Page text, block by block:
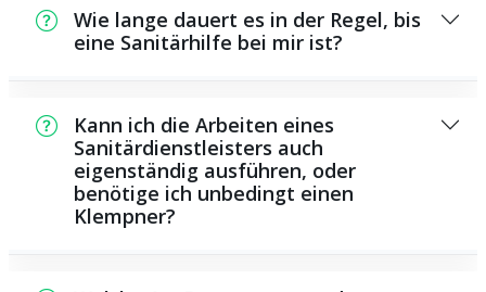
Wie lange dauert es in der Regel, bis
eine Sanitärhilfe bei mir ist?
Ihnen vor Ort sein. Das hängt aber auch von
der Auftragslage zu diesem Zeitpunkt ab
sowie von der Verkehrssituation und der
örtlichen Gegebenheit.
Kann ich die Arbeiten eines
Sanitärdienstleisters auch
eigenständig ausführen, oder
benötige ich unbedingt einen
Klempner?